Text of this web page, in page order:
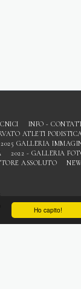
Ho capito!
INFO -
ATLETI
2025 GALLERIA
2022 - GALLERIA
ASSOLUTO